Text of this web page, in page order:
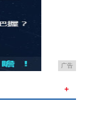
广告
＋